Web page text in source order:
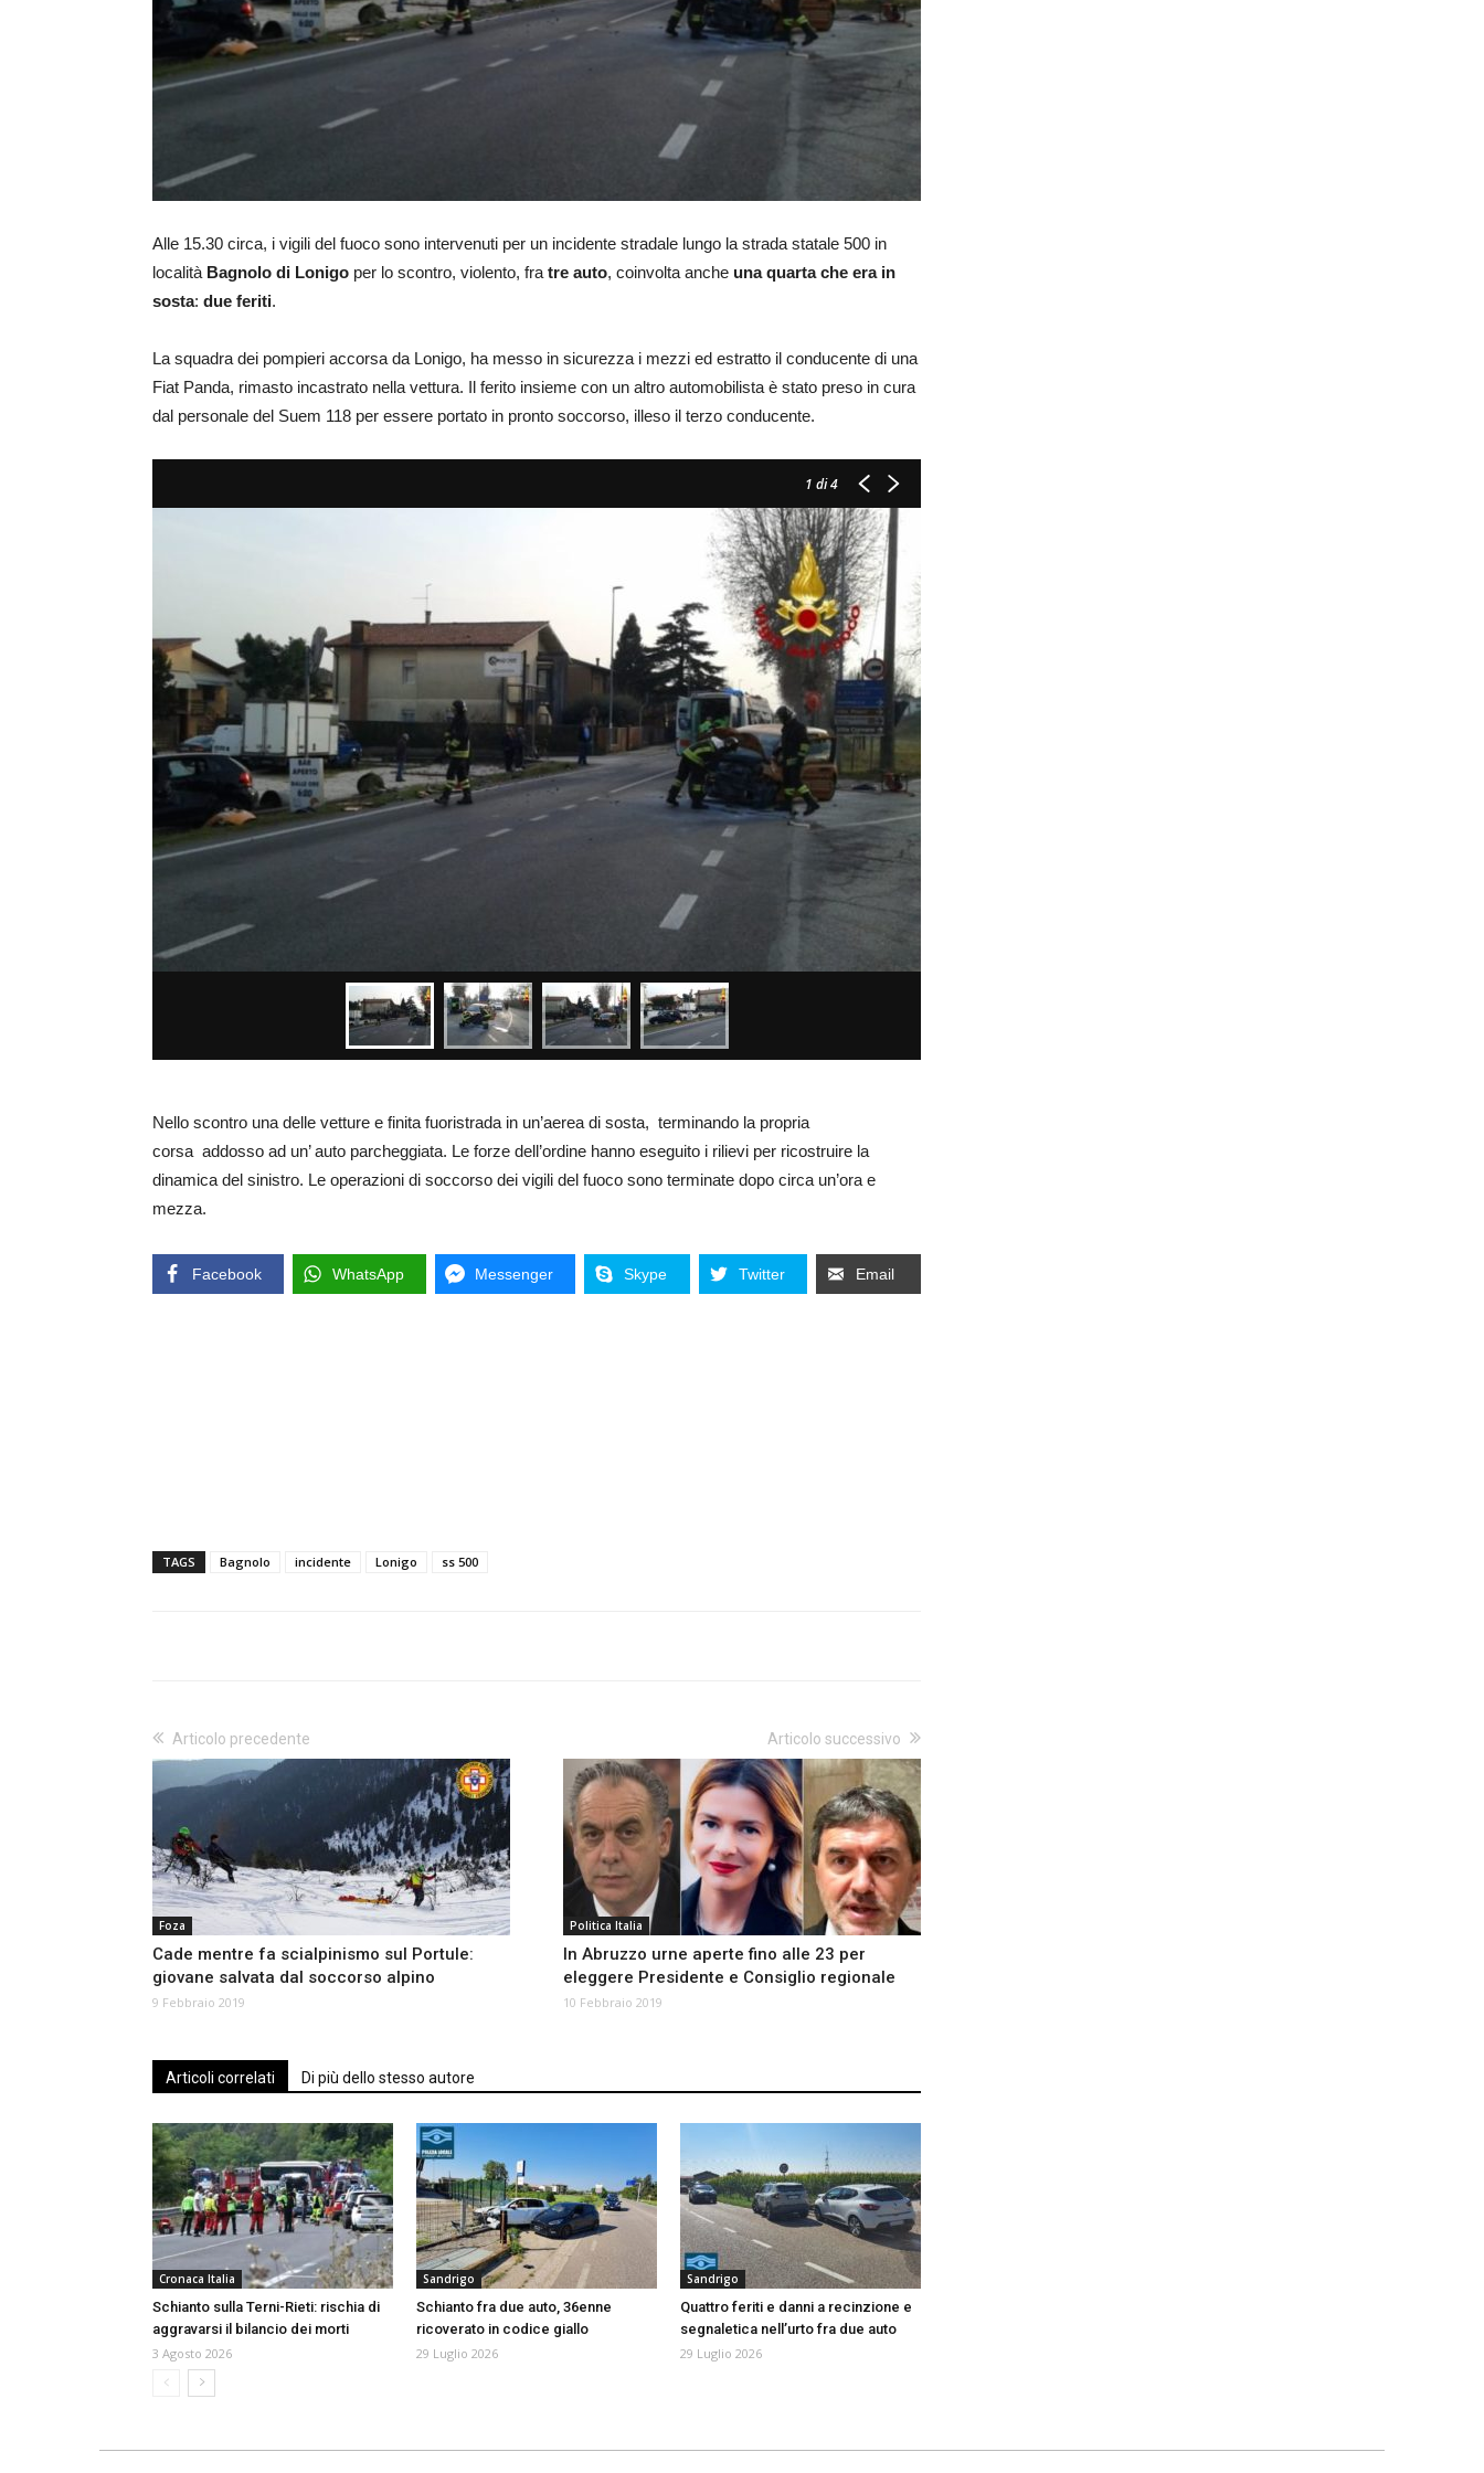
Alle 15.30 circa, i vigili del fuoco sono intervenuti per un incidente stradale lungo la strada statale 500 in
località Bagnolo di Lonigo per lo scontro, violento, fra tre auto, coinvolta anche una quarta che era in
sosta: due feriti.
La squadra dei pompieri accorsa da Lonigo, ha messo in sicurezza i mezzi ed estratto il conducente di una
Fiat Panda, rimasto incastrato nella vettura. Il ferito insieme con un altro automobilista è stato preso in cura
dal personale del Suem 118 per essere portato in pronto soccorso, illeso il terzo conducente.
1 di 4
Nello scontro una delle vetture e finita fuoristrada in un’aerea di sosta, terminando la propria
corsa addosso ad un’ auto parcheggiata. Le forze dell’ordine hanno eseguito i rilievi per ricostruire la
dinamica del sinistro. Le operazioni di soccorso dei vigili del fuoco sono terminate dopo circa un’ora e
mezza.
Facebook WhatsApp Messenger Skype Twitter Email
TAGS Bagnolo incidente Lonigo ss 500
Articolo precedente
Foza
Cade mentre fa scialpinismo sul Portule:
giovane salvata dal soccorso alpino
9 Febbraio 2019
Articolo successivo
Politica Italia
In Abruzzo urne aperte fino alle 23 per
eleggere Presidente e Consiglio regionale
10 Febbraio 2019
Articoli correlati Di più dello stesso autore
Cronaca Italia
Schianto sulla Terni-Rieti: rischia di
aggravarsi il bilancio dei morti
3 Agosto 2026
Sandrigo
Schianto fra due auto, 36enne
ricoverato in codice giallo
29 Luglio 2026
Sandrigo
Quattro feriti e danni a recinzione e
segnaletica nell’urto fra due auto
29 Luglio 2026